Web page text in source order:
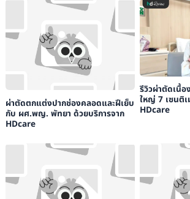
ผ่าตัดตกแต่งปากช่องคลอดและฝีเย็บ
กับ ผศ.พญ. พัทยา ด้วยบริการจาก
HDcare
รีวิวผ่าตัดเนื้
ใหญ่ 7 เซนติ
HDcare